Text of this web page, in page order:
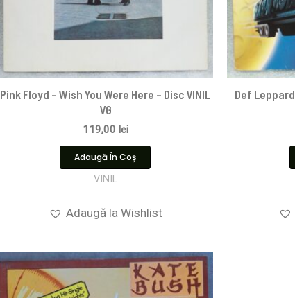
Pink Floyd ‎– Wish You Were Here – Disc VINIL
VG
119,00 lei
Adaugă În Coș
VINIL
Adaugă la Wishlist
Def